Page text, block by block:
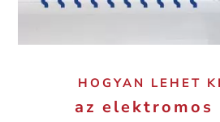
HOGYAN LEHET
az elektromos